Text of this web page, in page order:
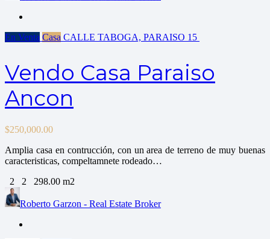
En Venta Casa CALLE TABOGA, PARAISO 15
Vendo Casa Paraiso
Ancon
$250,000.00
Amplia casa en contrucción, con un area de terreno de muy buenas
caracteristicas, compeltamnete rodeado…
2
2 298.00 m2
Roberto Garzon - Real Estate Broker